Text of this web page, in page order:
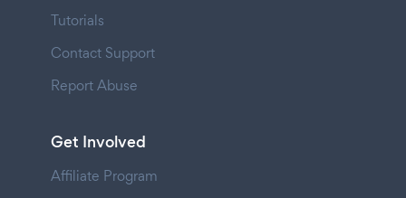
Tutorials
Contact Support
Report Abuse
Get Involved
Affiliate Program